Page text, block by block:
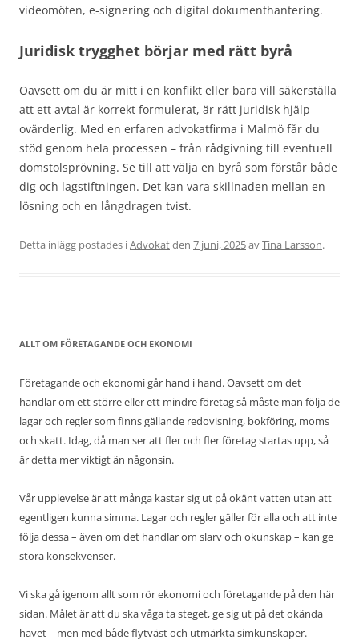
videomöten, e-signering och digital dokumenthantering.
Juridisk trygghet börjar med rätt byrå
Oavsett om du är mitt i en konflikt eller bara vill säkerställa
att ett avtal är korrekt formulerat, är rätt juridisk hjälp
ovärderlig. Med en erfaren advokatfirma i Malmö får du
stöd genom hela processen – från rådgivning till eventuell
domstolsprövning. Se till att välja en byrå som förstår både
dig och lagstiftningen. Det kan vara skillnaden mellan en
lösning och en långdragen tvist.
Detta inlägg postades iAdvokatden 7 juni, 2025avTina Larsson.
ALLT OM FÖRETAGANDE OCH EKONOMI
Företagande och ekonomi går hand i hand. Oavsett om det
handlar om ett större eller ett mindre företag så måste man följa de
lagar och regler som finns gällande redovisning, bokföring, moms
och skatt. Idag, då man ser att fler och fler företag startas upp, så
är detta mer viktigt än någonsin.
Vår upplevelse är att många kastar sig ut på okänt vatten utan att
egentligen kunna simma. Lagar och regler gäller för alla och att inte
följa dessa – även om det handlar om slarv och okunskap – kan ge
stora konsekvenser.
Vi ska gå igenom allt som rör ekonomi och företagande på den här
sidan. Målet är att du ska våga ta steget, ge sig ut på det okända
havet – men med både flytväst och utmärkta simkunskaper.